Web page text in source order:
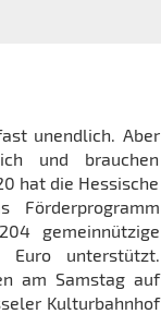
unendlich. Aber
und brauchen
hat die Hessische
gemeinnützige
Euro unterstützt.
am Samstag auf
Kulturbahnhof